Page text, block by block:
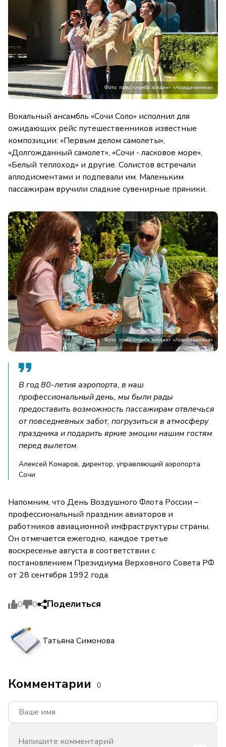
Фото: пресс-служба холдинг «Аэродинамика»
Вокальный ансамбль «Сочи Соло» исполнил для
ожидающих рейс путешественников известные
композиции: «Первым делом самолеты»,
«Долгожданный самолет», «Сочи - ласковое море»,
«Белый теплоход» и другие. Солистов встречали
аплодисментами и подпевали им. Маленьким
пассажирам вручили сладкие сувенирные пряники.
Фото: пресс-служба холдинг «Аэродинамика»
В год 80-летия аэропорта, в наш
профессиональный день, мы были рады
предоставить возможность пассажирам отвлечься
от повседневных забот, погрузиться в атмосферу
праздника и подарить яркие эмоции нашим гостям
перед вылетом.
Алексей Комаров, директор, управляющий аэропорта
Сочи
Напомним, что День Воздушного Флота России –
профессиональный праздник авиаторов и
работников авиационной инфраструктуры страны.
Он отмечается ежегодно, каждое третье
воскресенье августа в соответствии с
постановлением Президиума Верховного Совета РФ
от 28 сентября 1992 года.
0 0 Поделиться
Татьяна Симонова
Комментарии 0